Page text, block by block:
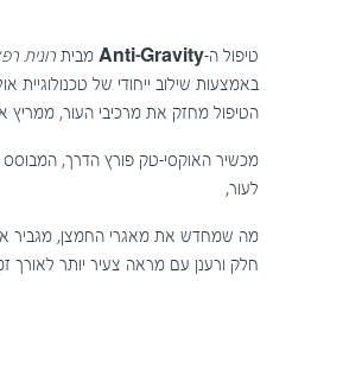
טיפול ה-Anti-Gravity מבית רונית
באמצעות שילוב ייחודי של טכנולוגיית
הטיפול מחזק את מרכיבי העור, ממריץ
מכשיר האוקסי-טק פורץ הדרך,
לעור,
מה שמחדש את מאגרי החמצן, מגביר את
חלק ורענן עם מראה צעיר יותר לאורך